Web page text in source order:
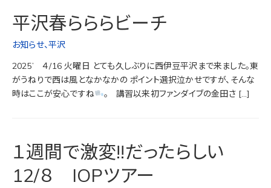
平沢春らららビーチ
お知らせ、平沢
2025’ ４/16 火曜日 とても久しぶりに西伊豆平沢まで来ました。東
がうねりで西は風となかなかの ポイント選択泣かせですが、そんな
時はここが安心ですね
。 講習以来初ファンダイブの金田さ […]
１週間で激変!!だったらしい
12/８ IOPツアー